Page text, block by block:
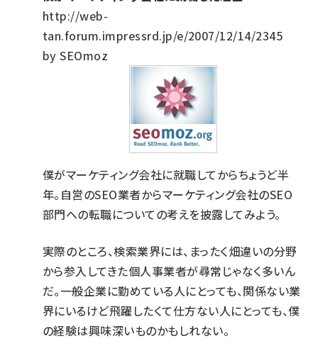
http://web-
tan.forum.impressrd.jp/e/2007/12/14/2345
by SEOmoz
僕がマーケティング会社に就職してからちょうど半
年。自営のSEO業者からマーケティング会社のSEO
部門への転職についての考えを披露してみよう。
実際のところ、検索業界には、まったく畑違いの分野
から参入してきた個人事業者が尋常じゃなく多いん
だ。一般企業に勤めている人にとっても、関係ない業
界にいるけど飛躍したくて仕方ない人にとっても、僕
の経験は興味深いものかもしれない。